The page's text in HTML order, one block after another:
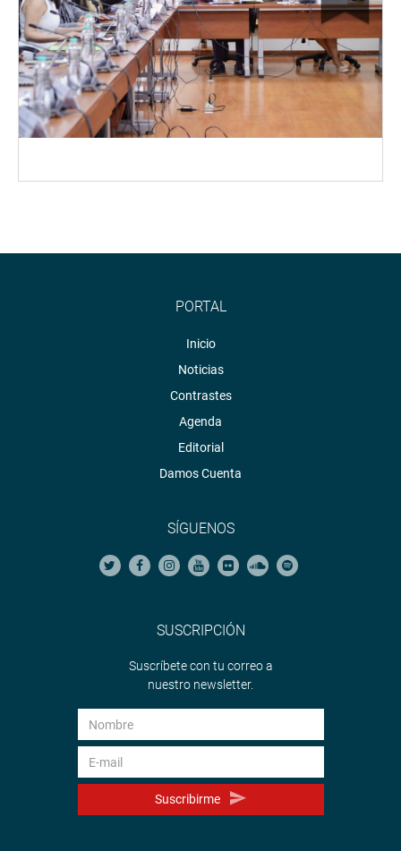
PORTAL
Inicio
Noticias
Contrastes
Agenda
Editorial
Damos Cuenta
SÍGUENOS
SUSCRIPCIÓN
Suscríbete con tu correo a
nuestro newsletter.
Suscribirme